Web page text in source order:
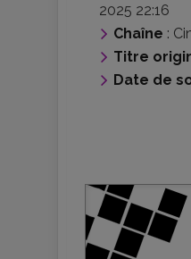
2025 22:16
Chaîne :
Titre
Date de